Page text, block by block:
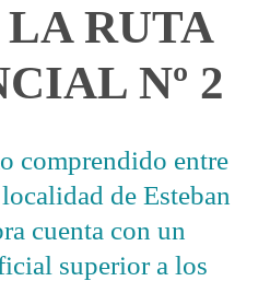
LA RUTA
Nº 2
comprendido entre
de Esteban
cuenta con un
superior a los